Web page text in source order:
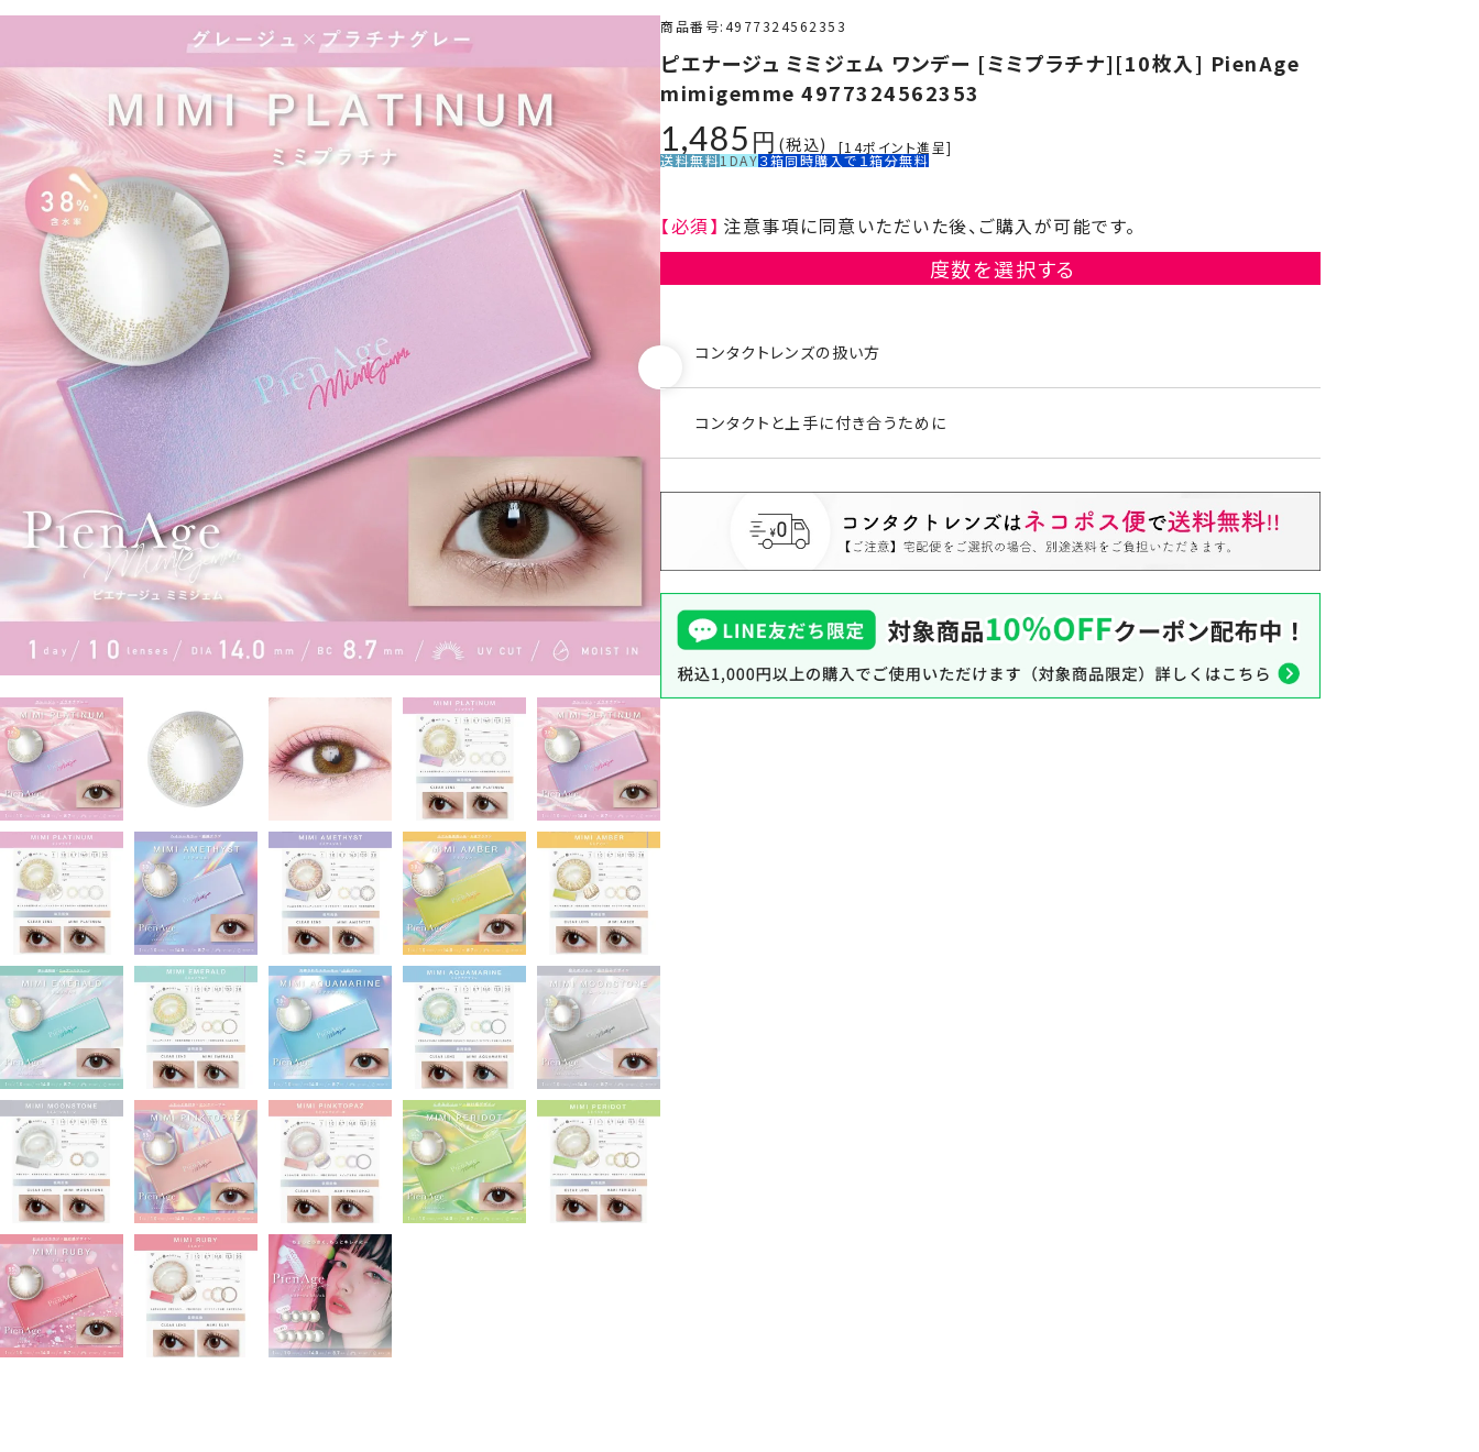
商品番号 4977324562353
ピエナージュ ミミジェム ワンデー [ミミプラチナ][10枚入] PienAge
mimigemme 4977324562353
1,485 税込 [14ポイント進呈]
送料無料1DAY３箱同時購入で１箱分無料
【必須】 注意事項に同意いただいた後、ご購入が可能です。
度数を選択する
コンタクトレンズの扱い方
コンタクトと上手に付き合うために